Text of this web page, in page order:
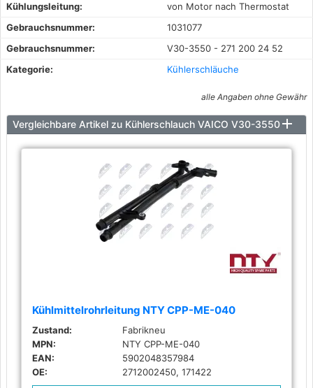
Kühlungsleitung:
von Motor nach Thermostat
Gebrauchsnummer:
1031077
Gebrauchsnummer:
V30-3550 - 271 200 24 52
Kategorie:
Kühlerschläuche
alle Angaben ohne Gewähr
Vergleichbare Artikel zu Kühlerschlauch VAICO V30-3550
Kühlmittelrohrleitung NTY CPP-ME-040
Zustand:
Fabrikneu
MPN:
NTY CPP-ME-040
EAN:
5902048357984
OE:
2712002450, 171422